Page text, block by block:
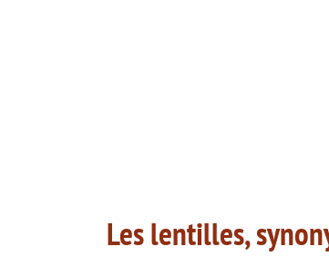
Les lentilles,